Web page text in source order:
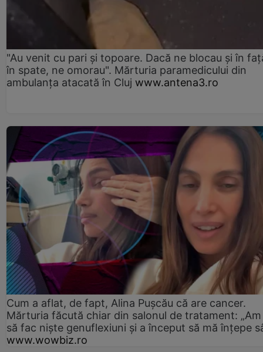
"Au venit cu pari și topoare. Dacă ne blocau şi în
în spate, ne omorau". Mărturia paramedicului din
ambulanţa atacată în Cluj www.antena3.ro
Cum a aflat, de fapt, Alina Pușcău că are cancer.
Mărturia făcută chiar din salonul de tratament:
să fac niște genuflexiuni și a început să mă înțepe
www.wowbiz.ro